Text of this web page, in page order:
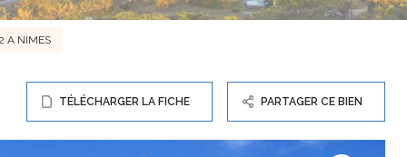
A NIMES
TÉLÉCHARGER LA FICHE PARTAGER CE BIEN